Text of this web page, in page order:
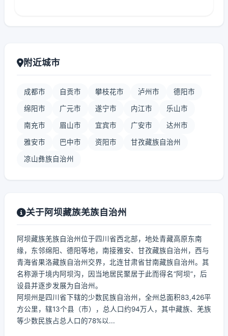
附近城市
成都市 自贡市 攀枝花市 泸州市 德阳市
绵阳市 广元市 遂宁市 内江市 乐山市
南充市 眉山市 宜宾市 广安市 达州市
雅安市 巴中市 资阳市 甘孜藏族自治州
凉山彝族自治州
关于阿坝藏族羌族自治州
阿坝藏族羌族自治州位于四川省西北部，地处青藏高原东南
缘，东邻绵阳、德阳等地，南接雅安、甘孜藏族自治州，西与
青海省果洛藏族自治州交界，北连甘肃省甘南藏族自治州。其
名称源于境内阿坝沟，因当地居民聚居于此而得名“阿坝”，后
设县并逐步发展为自治州。
阿坝州是四川省下辖的少数民族自治州，全州总面积83,426平
方公里，辖13个县（市），总人口约94万人，其中藏族、羌族
等少数民族占总人口的78%以...